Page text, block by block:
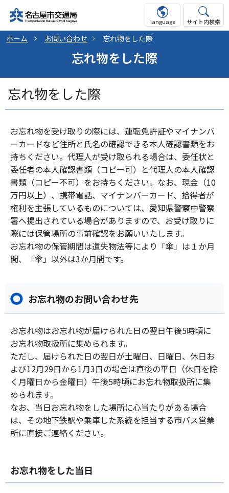
language サイト内検索
ホーム お問い合わせ 忘れ物をした際
忘れ物をした際
忘れ物をした際
お忘れ物を受け取りの際には、運転免許証やマイナンバ
ーカードなど住所と氏名の確認できる本人確認書類をお
持ちください。代理人が受け取られる場合は、委任状と
委任者の本人確認書類（コピー可）と代理人の本人確認
書類（コピー不可）をお持ちください。なお、現金（10
万円以上）、携帯電話、マイナンバーカード、拾得者が
権利を主張しているものについては、愛知県警察中警察
署へ提出されている場合がありますので、お受け取りに
際には保管場所の事前確認をお願いいたします。
お忘れ物の保管期間は遺失物法等により「傘」は１か月
間、「傘」以外は3か月間です。
お忘れ物のお問い合わせ先
お忘れ物はお忘れ物が届けられた日の翌日午後5時頃に
お忘れ物取扱所に集められます。
ただし、届けられた日の翌日が土曜日、日曜日、休日お
よび12月29日から1月3日の場合は直後の平日（休日を除
く月曜日から金曜日）午後5時頃にお忘れ物取扱所に集
められます。
なお、当日お忘れ物をした場所に心当たりがある場合
は、その地下鉄駅や乗車した系統を担当する市バス営業
所に直接ご連絡ください。
お忘れ物をした当日